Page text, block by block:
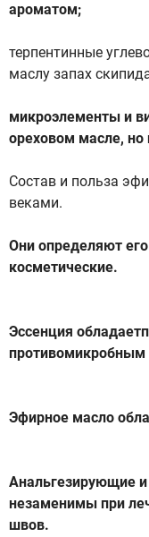
ароматом;
терпентинные
маслу запах
микроэлементы и
ореховом масле, но
Состав и польза
веками.
Они определяют
косметические.
Эссенция
противомикробным
Эфирное масло
Анальгезирующие и
незаменимы при
швов.